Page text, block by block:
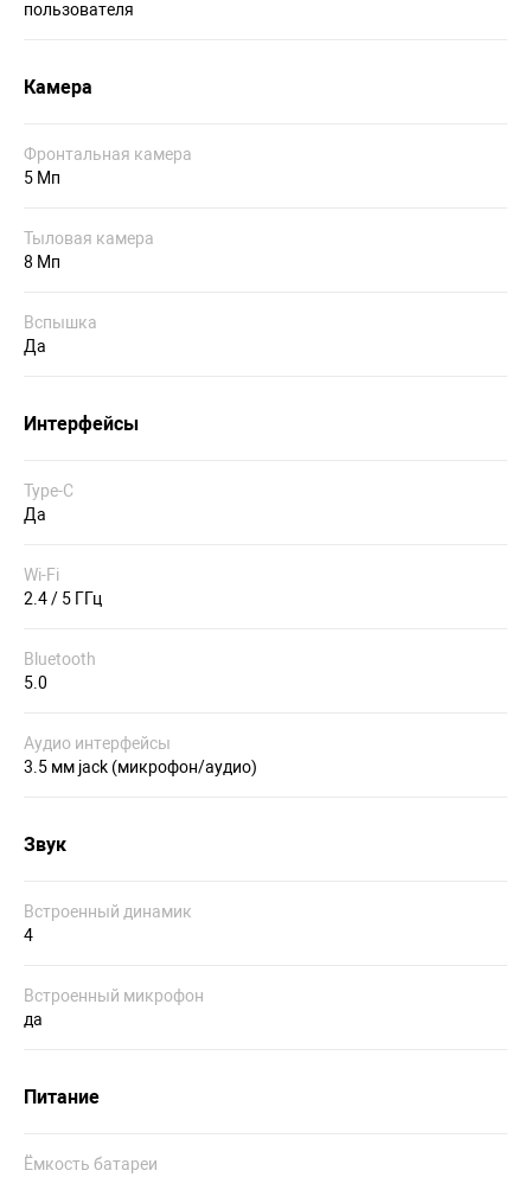
пользователя
Камера
Фронтальная камера
5 Мп
Тыловая камера
8 Мп
Вспышка
Да
Интерфейсы
Type-C
Да
Wi-Fi
2.4 / 5 ГГц
Bluetooth
5.0
Аудио интерфейсы
3.5 мм jack (микрофон/аудио)
Звук
Встроенный динамик
4
Встроенный микрофон
да
Питание
Ёмкость батареи